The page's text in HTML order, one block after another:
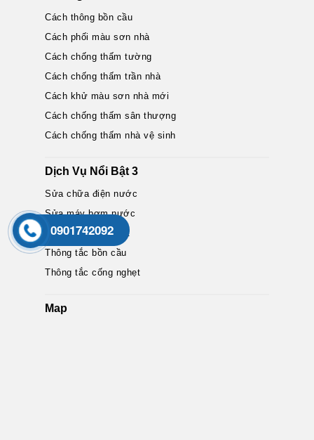
Cách thông bồn cầu
Cách phối màu sơn nhà
Cách chống thấm tường
Cách chống thấm trần nhà
Cách khử màu sơn nhà mới
Cách chống thấm sân thượng
Cách chống thấm nhà vệ sinh
Dịch Vụ Nổi Bật 3
Sửa chữa điện nước
Sửa máy bơm nước
Sửa chữa máy giặt
Thông tắc bồn cầu
Thông tắc cống nghẹt
Map
0901742092